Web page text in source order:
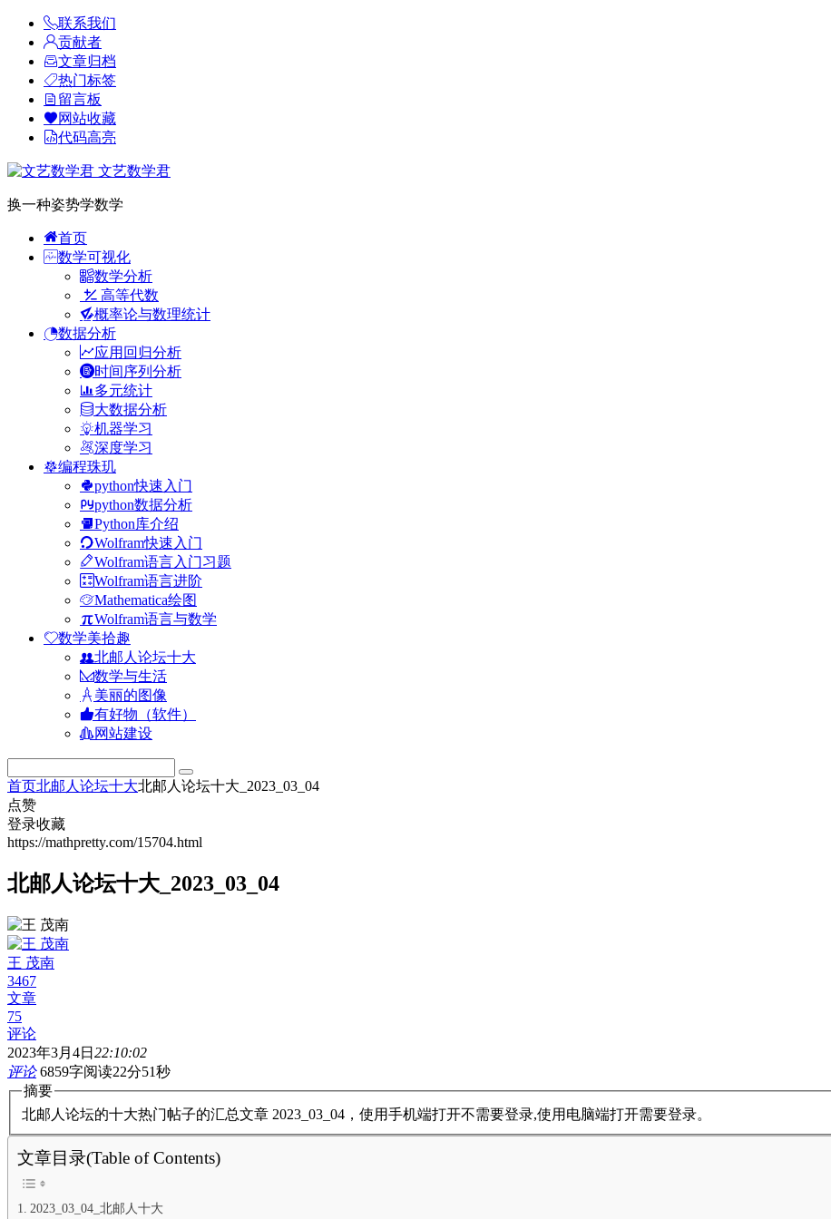
联系我们
贡献者
文章归档
热门标签
留言板
网站收藏
代码高亮
文艺数学君
换一种姿势学数学
首页
数学可视化
数学分析
高等代数
概率论与数理统计
数据分析
应用回归分析
时间序列分析
多元统计
大数据分析
机器学习
深度学习
编程珠玑
python快速入门
python数据分析
Python库介绍
Wolfram快速入门
Wolfram语言入门习题
Wolfram语言进阶
Mathematica绘图
Wolfram语言与数学
数学美拾趣
北邮人论坛十大
数学与生活
美丽的图像
有好物（软件）
网站建设
首页北邮人论坛十大北邮人论坛十大_2023_03_04
点赞
登录收藏
https://mathpretty.com/15704.html
北邮人论坛十大_2023_03_04
王 茂南
3467
文章
75
评论
2023年3月4日 22:10:02
评论 6859字阅读22分51秒
摘要
北邮人论坛的十大热门帖子的汇总文章 2023_03_04，使用手机端打开不需要登录,使用电脑端打开需要登录。
文章目录(Table of Contents)
2023_03_04_北邮人十大